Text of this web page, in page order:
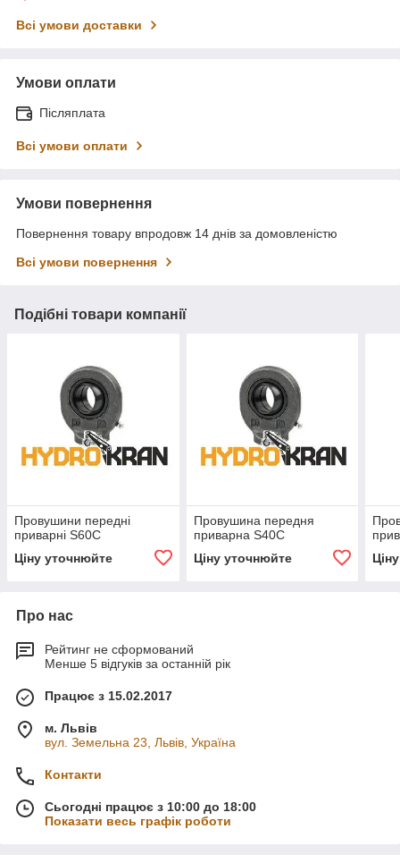
Всі умови доставки
Умови оплати
Післяплата
Всі умови оплати
Умови повернення
Повернення товару впродовж 14 днів за домовленістю
Всі умови повернення
Подібні товари компанії
Провушини передні
приварні S60C
Ціну уточнюйте
Провушина передня
приварна S40C
Ціну уточнюйте
Про нас
Рейтинг не сформований
Менше 5 відгуків за останній рік
Працює з 15.02.2017
м. Львів
вул. Земельна 23, Львів, Україна
Контакти
Сьогодні працює з 10:00 до 18:00
Показати весь графік роботи